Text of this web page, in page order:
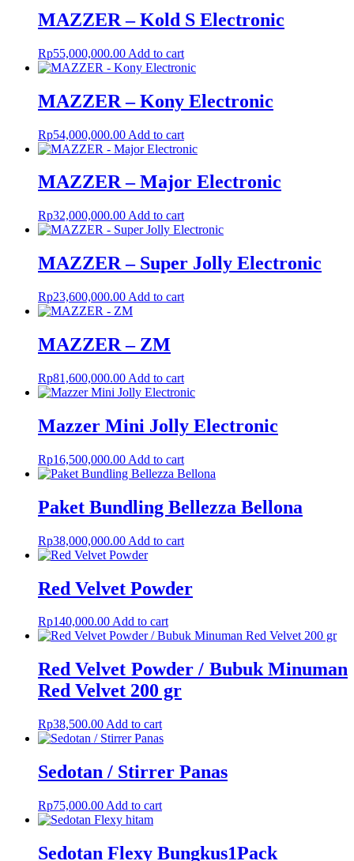
MAZZER – Kold S Electronic
Rp55,000,000.00 Add to cart
MAZZER – Kony Electronic
Rp54,000,000.00 Add to cart
MAZZER – Major Electronic
Rp32,000,000.00 Add to cart
MAZZER – Super Jolly Electronic
Rp23,600,000.00 Add to cart
MAZZER – ZM
Rp81,600,000.00 Add to cart
Mazzer Mini Jolly Electronic
Rp16,500,000.00 Add to cart
Paket Bundling Bellezza Bellona
Rp38,000,000.00 Add to cart
Red Velvet Powder
Rp140,000.00Add to cart
Red Velvet Powder / Bubuk Minuman
Red Velvet 200 gr
Rp38,500.00 Add to cart
Sedotan / Stirrer Panas
Rp75,000.00 Add to cart
Sedotan Flexy Bungkus1Pack